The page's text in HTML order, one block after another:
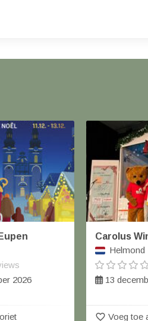
2026
Carolus
Helmond
13
favorite_border Voeg toe